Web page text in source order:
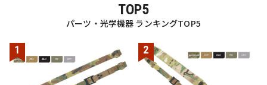
TOP5
パーツ・光学機器 ランキングTOP5